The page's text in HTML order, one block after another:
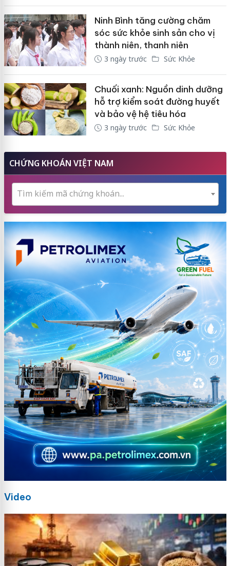
Ninh Bình tăng cường chăm
sóc sức khỏe sinh sản cho vị
thành niên, thanh niên
3 ngày trước Sức Khỏe
Chuối xanh: Nguồn dinh dưỡng
hỗ trợ kiểm soát đường huyết
và bảo vệ hệ tiêu hóa
3 ngày trước Sức Khỏe
CHỨNG KHOÁN VIỆT NAM
Tìm kiếm mã chứng khoán...
Video